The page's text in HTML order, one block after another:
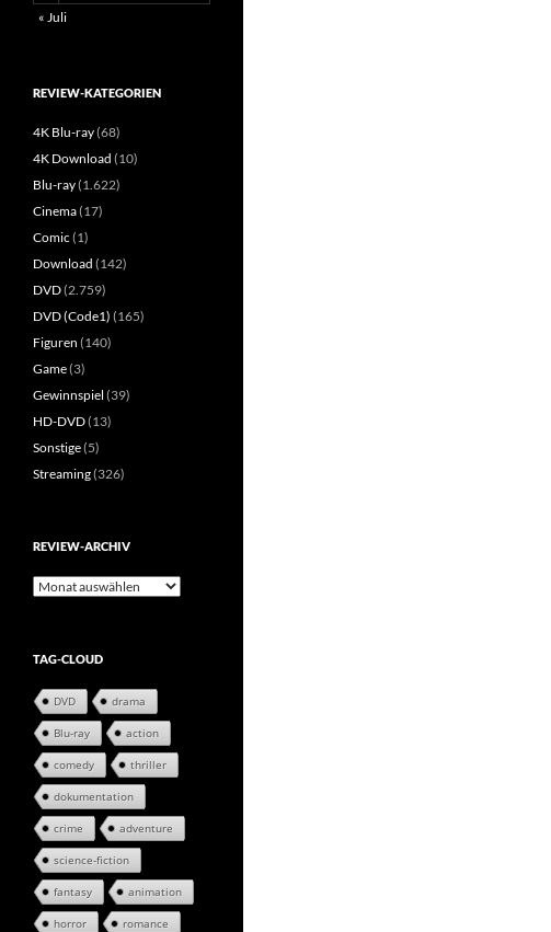
« Juli
REVIEW-KATEGORIEN
4K Blu-ray(68)
4K Download (10)
Blu-ray(1.622)
Cinema(17)
Comic (1)
Download (142)
DVD(2.759)
DVD (Code1) (165)
Figuren (140)
Game(3)
Gewinnspiel (39)
HD-DVD(13)
Sonstige(5)
Streaming(326)
REVIEW-ARCHIV
Review-
TAG-CLOUD
DVD drama
Blu-ray action
comedy thriller
dokumentation
crime adventure
science-fiction
fantasy animation
horror romance